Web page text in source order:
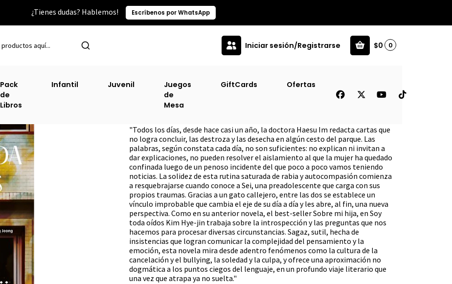
¿Tienes dudas? Hablemos! Escríbenos por WhatsApp
Iniciar sesión/Registrarse $0 0
Pack
de
Libros
Infantil Juvenil
Juegos
de
Mesa
GiftCards Ofertas
Soy Toda Oídos [Con ](Fiordo)
"Todos los días, desde hace casi un año, la doctora Haesu Im redacta cartas que
no logra concluir, las destroza y las desecha en algún cesto del parque. Las
palabras, según constata cada día, no son suficientes: no explican ni invitan a
dar explicaciones, no pueden resolver el aislamiento al que la mujer ha quedado
confinada luego de un penoso incidente del que poco a poco vamos teniendo
noticias. La solidez de esta rutina saturada de rabia y autocompasión comienza
a resquebrajarse cuando conoce a Sei, una preadolescente que carga con sus
propios traumas. Gracias a un gato callejero, entre las dos se establece un
vínculo improbable que cambia el eje de su día a día y les abre, al fin, una nueva
perspectiva. Como en su anterior novela, el best-seller Sobre mi hija, en Soy
toda oídos Kim Hye-jin trabaja sobre la introspección y las preguntas que nos
hacemos para procesar diversas circunstancias. Sagaz, sutil, hecha de
insistencias que logran comunicar la complejidad del pensamiento y la
emoción, esta novela mira desde adentro fenómenos como la cultura de la
cancelación y el bullying, la soledad y la culpa, y ofrece una aproximación no
dogmática a los puntos ciegos del lenguaje, en un profundo viaje literario que
una vez que atrapa ya no suelta."